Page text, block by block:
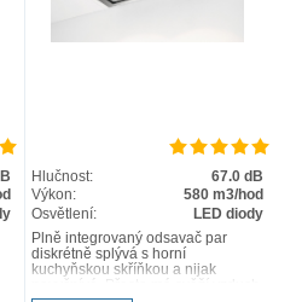
Hlučnost:
67.0 dB
Výkon:
580 m3/hod
Osvětlení:
LED diody
Plně integrovaný odsavač par
diskrétně splývá s horní
kuchyňskou skříňkou a nijak